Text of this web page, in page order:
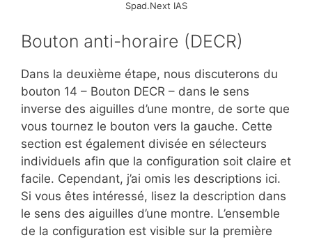
Spad.Next IAS
Bouton anti-horaire (DECR)
Dans la deuxième étape, nous discuterons du
bouton 14 – Bouton DECR – dans le sens
inverse des aiguilles d’une montre, de sorte que
vous tournez le bouton vers la gauche. Cette
section est également divisée en sélecteurs
individuels afin que la configuration soit claire et
facile. Cependant, j’ai omis les descriptions ici.
Si vous êtes intéressé, lisez la description dans
le sens des aiguilles d’une montre. L’ensemble
de la configuration est visible sur la première